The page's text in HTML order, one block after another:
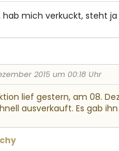
hab mich verkuckt, steht ja
2015 um 00:18 Uhr
lief gestern, am 08.
ausverkauft. Es gab